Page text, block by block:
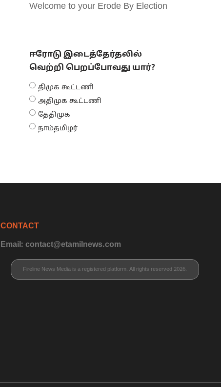
Welcome to your Erode By Election
ஈரோடு இடைத்தேர்தலில்
வெற்றி பெறப்போவது யார்?
திமுக கூட்டணி
அதிமுக கூட்டணி
தேதிமுக
நாம்தமிழர்
CONTACT
Email: contact@etamilnews.com
Fireline News Media is a registered platform. All rights reserved 2026.